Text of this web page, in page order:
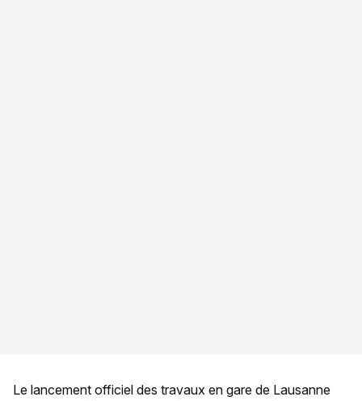
Le lancement officiel des travaux en gare de Lausanne